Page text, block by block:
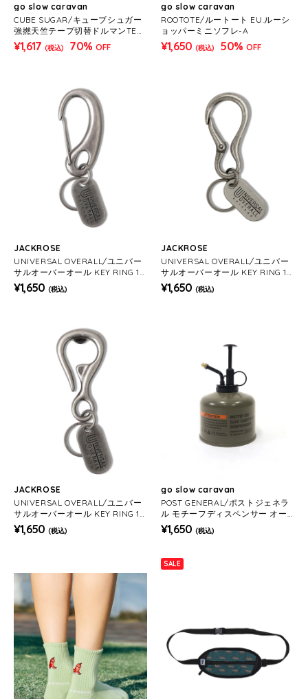
go slow caravan
CUBE SUGAR/キューブシュガー
強撚天竺テープ切替ドルマンTEE
(WOMENS)
¥1,617 (税込) 70% OFF
go slow caravan
ROOTOTE/ルートート EU.ルーシ
ョッパーミニソフレ-A
¥1,650 (税込) 50% OFF
JACKROSE
UNIVERSAL OVERALL/ユニバー
サルオーバーオール KEY RING 18
7
¥1,650 (税込)
JACKROSE
UNIVERSAL OVERALL/ユニバー
サルオーバーオール KEY RING 18
8
¥1,650 (税込)
JACKROSE
UNIVERSAL OVERALL/ユニバー
サルオーバーオール KEY RING 18
9
¥1,650 (税込)
go slow caravan
POST GENERAL/ポストジェネラ
ル モチーフディスペンサー オー
ディースプレー
¥1,650 (税込)
SALE